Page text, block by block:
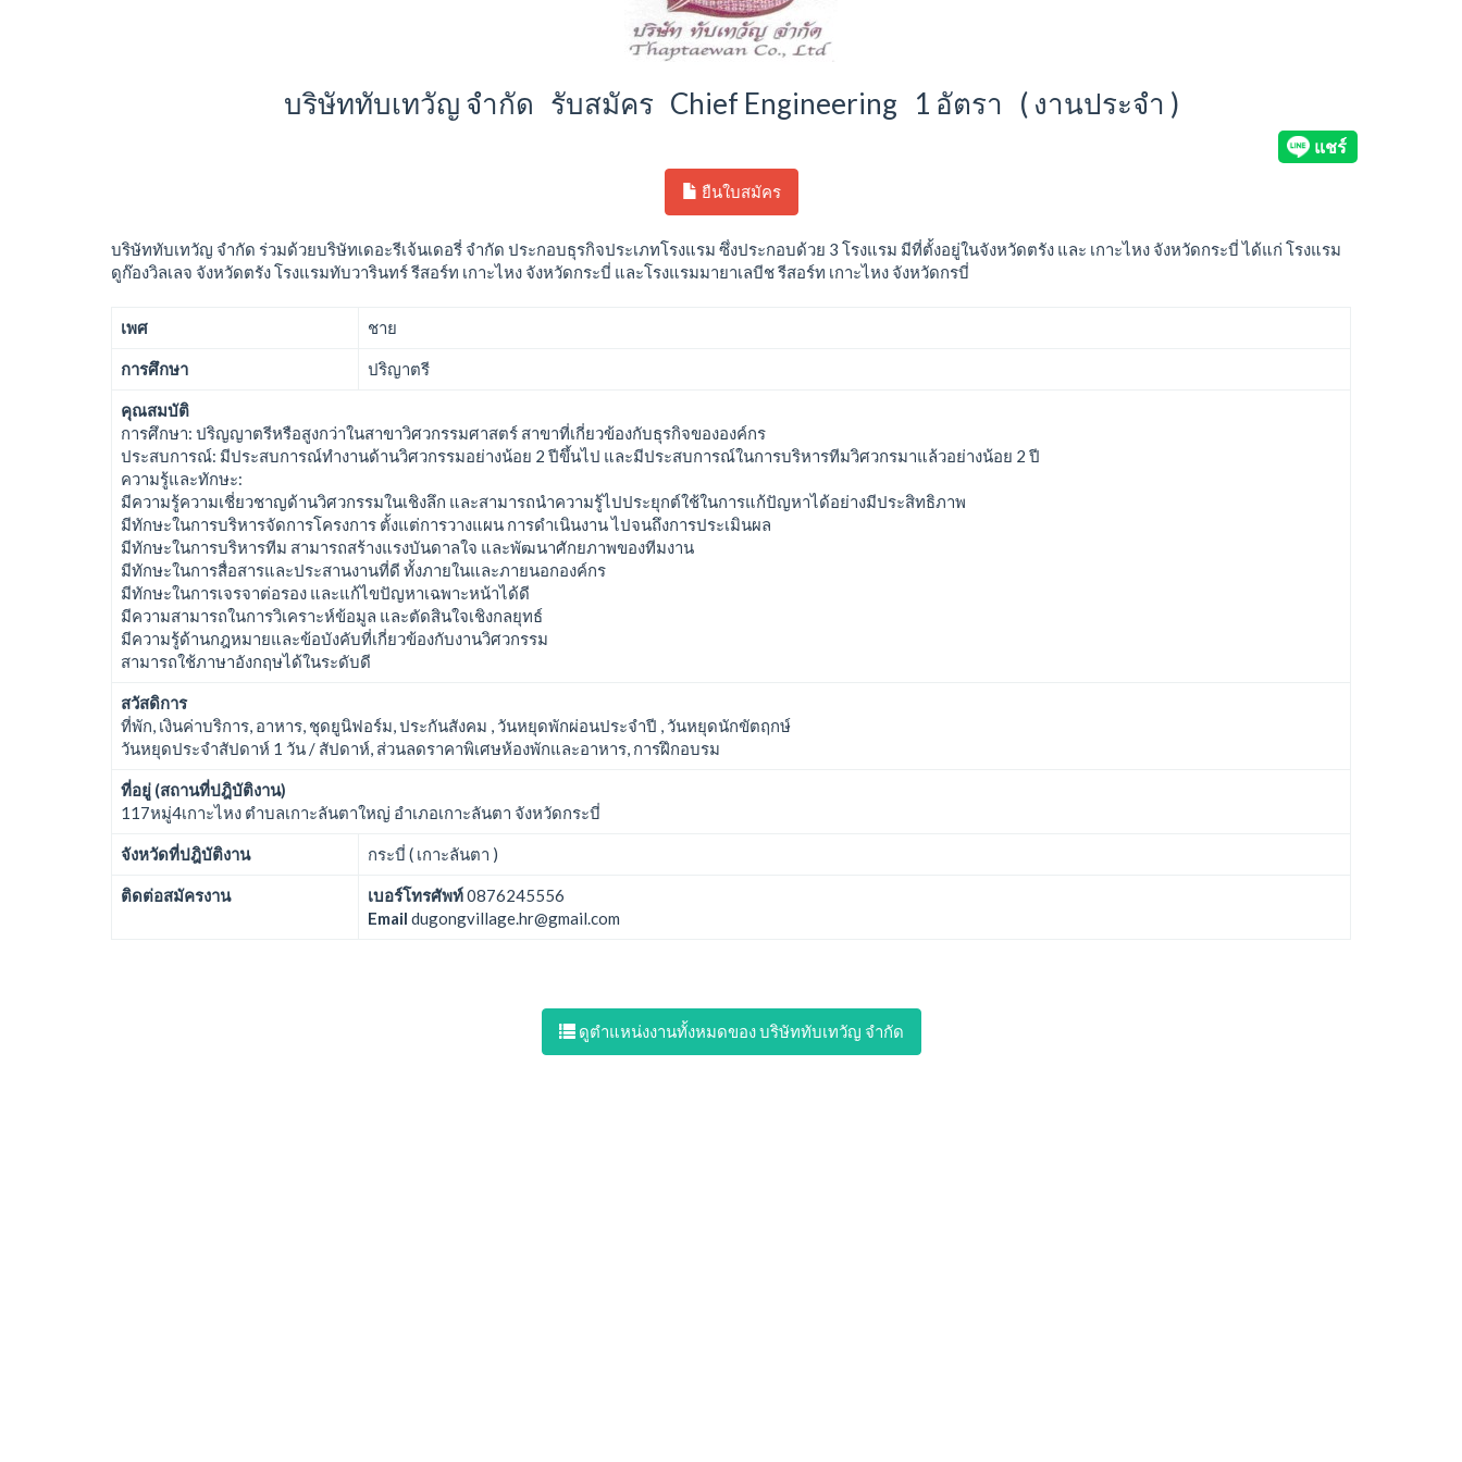
บริษัททับเทวัญ จำกัด รับสมัคร Chief Engineering 1 อัตรา ( งานประจำ )
ยืนใบสมัคร
บริษัททับเทวัญ จำกัด ร่วมด้วยบริษัทเดอะรีเจ้นเดอรี่ จำกัด ประกอบธุรกิจประเภทโรงแรม ซึ่งประกอบด้วย 3 โรงแรม มีที่ตั้งอยู่ในจังหวัดตรัง และ เกาะไหง จังหวัดกระบี่ ได้แก่ โรงแรม
ดูก๊องวิลเลจ จังหวัดตรัง โรงแรมทับวารินทร์ รีสอร์ท เกาะไหง จังหวัดกระบี่ และโรงแรมมายาเลบีช รีสอร์ท เกาะไหง จังหวัดกรบี่
เพศ ชาย
การศึกษา ปริญาตรี
คุณสมบัติ
การศึกษา: ปริญญาตรีหรือสูงกว่าในสาขาวิศวกรรมศาสตร์ สาขาที่เกี่ยวข้องกับธุรกิจขององค์กร
ประสบการณ์: มีประสบการณ์ทำงานด้านวิศวกรรมอย่างน้อย 2 ปีขึ้นไป และมีประสบการณ์ในการบริหารทีมวิศวกรมาแล้วอย่างน้อย 2 ปี
ความรู้และทักษะ:
มีความรู้ความเชี่ยวชาญด้านวิศวกรรมในเชิงลึก และสามารถนำความรู้ไปประยุกต์ใช้ในการแก้ปัญหาได้อย่างมีประสิทธิภาพ
มีทักษะในการบริหารจัดการโครงการ ตั้งแต่การวางแผน การดำเนินงาน ไปจนถึงการประเมินผล
มีทักษะในการบริหารทีม สามารถสร้างแรงบันดาลใจ และพัฒนาศักยภาพของทีมงาน
มีทักษะในการสื่อสารและประสานงานที่ดี ทั้งภายในและภายนอกองค์กร
มีทักษะในการเจรจาต่อรอง และแก้ไขปัญหาเฉพาะหน้าได้ดี
มีความสามารถในการวิเคราะห์ข้อมูล และตัดสินใจเชิงกลยุทธ์
มีความรู้ด้านกฎหมายและข้อบังคับที่เกี่ยวข้องกับงานวิศวกรรม
สามารถใช้ภาษาอังกฤษได้ในระดับดี
สวัสดิการ
ที่พัก, เงินค่าบริการ, อาหาร, ชุดยูนิฟอร์ม, ประกันสังคม , วันหยุดพักผ่อนประจำปี , วันหยุดนักขัตฤกษ์
วันหยุดประจำสัปดาห์ 1 วัน / สัปดาห์, ส่วนลดราคาพิเศษห้องพักและอาหาร, การฝึกอบรม
ที่อยู่ (สถานที่ปฎิบัติงาน)
117หมู่4เกาะไหง ตำบลเกาะลันตาใหญ่ อำเภอเกาะลันตา จังหวัดกระบี่
จังหวัดที่ปฎิบัติงาน กระบี่ ( เกาะลันตา )
ติดต่อสมัครงาน เบอร์โทรศัพท์0876245556
Email dugongvillage.hr@gmail.com
ดูตำแหน่งงานทั้งหมดของ บริษัททับเทวัญ จำกัด